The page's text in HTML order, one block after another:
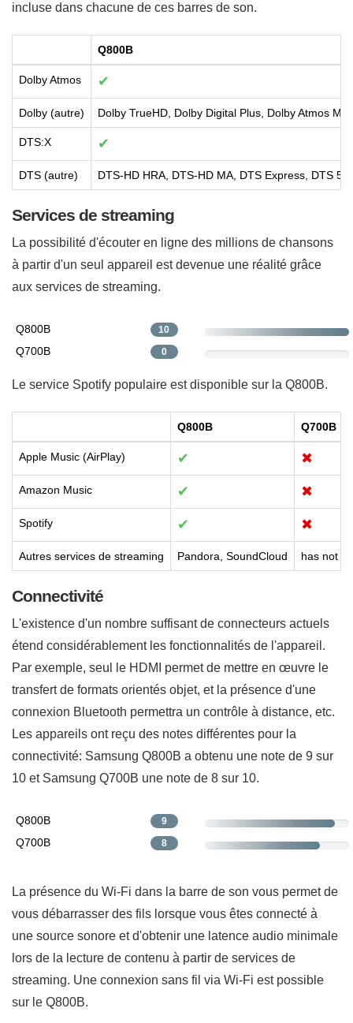
incluse dans chacune de ces barres de son.
Q800B
Dolby Atmos ✔
Dolby (autre) Dolby TrueHD, Dolby Digital Plus, Dolby Atmos
DTS:X ✔
DTS (autre) DTS-HD HRA, DTS-HD MA, DTS Express, DTS
Services de streaming
La possibilité d'écouter en ligne des millions de chansons
à partir d'un seul appareil est devenue une réalité grâce
aux services de streaming.
Q800B 10
Q700B 0
Le service Spotify populaire est disponible sur la Q800B.
Q800B Q700B
Apple Music (AirPlay) ✔ ✖
Amazon Music ✔ ✖
Spotify ✔ ✖
Autres services de streaming Pandora, SoundCloud has not
Connectivité
L'existence d'un nombre suffisant de connecteurs actuels
étend considérablement les fonctionnalités de l'appareil.
Par exemple, seul le HDMI permet de mettre en œuvre le
transfert de formats orientés objet, et la présence d'une
connexion Bluetooth permettra un contrôle à distance, etc.
Les appareils ont reçu des notes différentes pour la
connectivité: Samsung Q800B a obtenu une note de 9 sur
10 et Samsung Q700B une note de 8 sur 10.
Q800B 9
Q700B 8
La présence du Wi-Fi dans la barre de son vous permet de
vous débarrasser des fils lorsque vous êtes connecté à
une source sonore et d'obtenir une latence audio minimale
lors de la lecture de contenu à partir de services de
streaming. Une connexion sans fil via Wi-Fi est possible
sur le Q800B.